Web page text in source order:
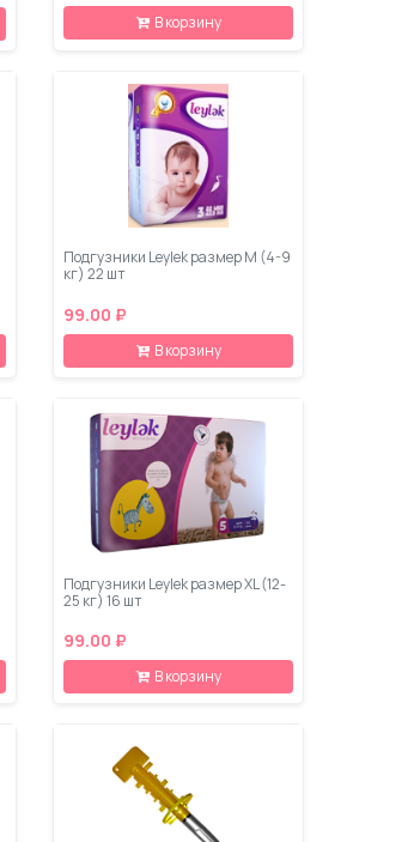
В корзину
Подгузники Leylеk размер M (4-9
кг) 22 шт
99.00 ₽
В корзину
Подгузники Leylеk размер XL (12-
25 кг) 16 шт
99.00 ₽
В корзину